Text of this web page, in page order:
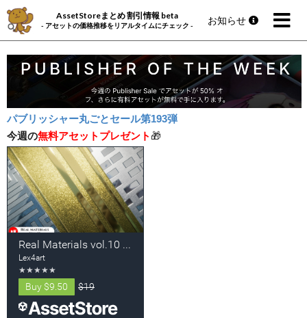
AssetStoreまとめ 割引情報 beta
- アセットの価格推移をリアルタイムにチェック - お知らせ
パブリッシャー丸ごとセール第193弾
今週の無料アセットプレゼント 🎁